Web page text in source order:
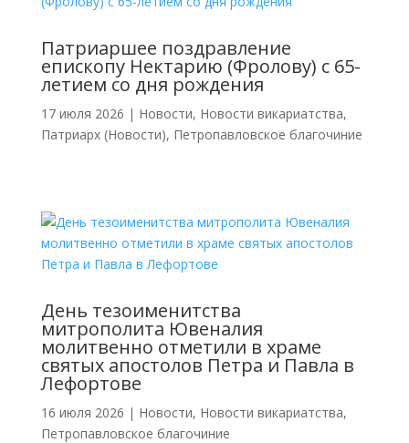
Патриаршее поздравление
епископу Нектарию (Фролову) с 65-
летием со дня рождения
17 июля 2026 | Новости, Новости викариатства,
Патриарх (Новости), Петропавловское благочиние
День тезоименитства
митрополита Ювеналия
молитвенно отметили в храме
святых апостолов Петра и Павла в
Лефортове
16 июля 2026 | Новости, Новости викариатства,
Петропавловское благочиние